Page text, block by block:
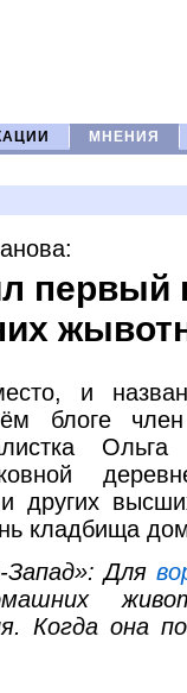
МНЕНИЯ
:
первый
и
блоге член
других
кладбища
Для
Когда она